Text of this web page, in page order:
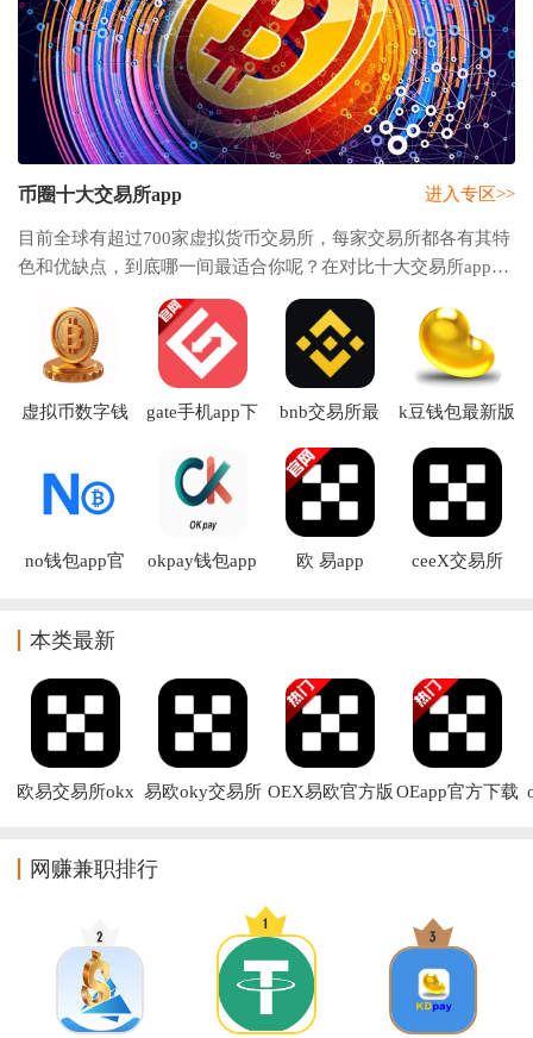
币圈十大交易所app
目前全球有超过700家虚拟货币交易所，每家交易所都各有其特
色和优缺点，到底哪一间最适合你呢？在对比十大交易所app的
时候，大家可以从全球排名，现货交易量，出金量等等都是可
以考察交易所排名的。所以大家在选择的
进入专区>>
虚拟币数字钱
gate手机app下
bnb交易所最
k豆钱包最新版
no钱包app官
okpay钱包app
欧 易app
ceeX交易所
本类最新
欧易交易所okx 易欧oky交易所 OEX易欧官方版 OEapp官方下载
网赚兼职排行